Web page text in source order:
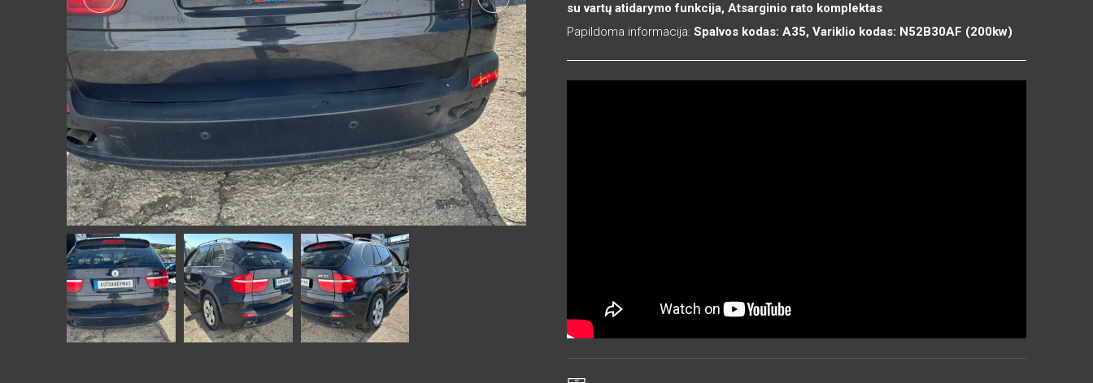
su vartų atidarymo funkcija, Atsarginio rato komplektas
Papildoma informacija: Spalvos kodas: A35, Variklio kodas: N52B30AF (200kw)